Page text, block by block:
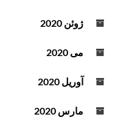
ژوئن 2020
می 2020
آوریل 2020
مارس 2020